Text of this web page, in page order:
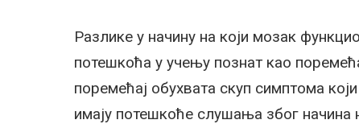
Разлике у начину на који мозак
потешкоћа у учењу познат као
поремећај обухвата скуп симптома
имају потешкоће слушања због начина